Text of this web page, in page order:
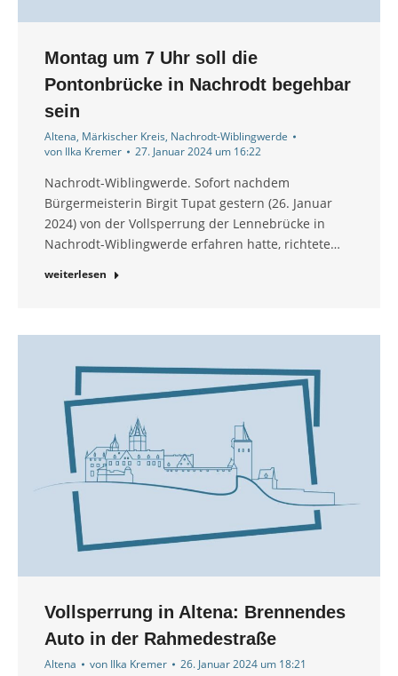
Montag um 7 Uhr soll die
Pontonbrücke in Nachrodt begehbar
sein
Altena, Märkischer Kreis, Nachrodt-Wiblingwerde
von Ilka Kremer 27. Januar 2024 um 16:22
Nachrodt-Wiblingwerde. Sofort nachdem
Bürgermeisterin Birgit Tupat gestern (26. Januar
2024) von der Vollsperrung der Lennebrücke in
Nachrodt-Wiblingwerde erfahren hatte, richtete…
weiterlesen
Vollsperrung in Altena: Brennendes
Auto in der Rahmedestraße
Altena von Ilka Kremer 26. Januar 2024 um 18:21